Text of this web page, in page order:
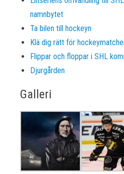
namnbytet
Ta bilen till hockeyn
Klä dig rätt för
Flippar och floppar i SHL
Djurgården
Galleri